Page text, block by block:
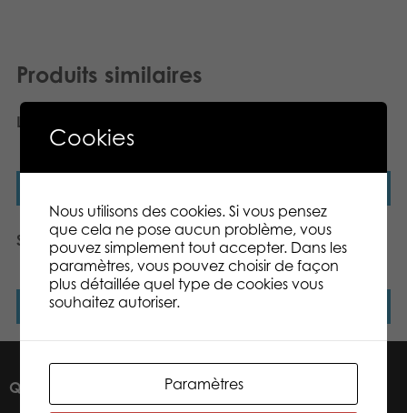
Produits similaires
Lumo Stars Backpack
Spider Itsy – mini
Lire la suite
Lumo Stars Llama and
Puppy 56 pcs puzzle
QUI SOMMES-NOUS ?
Cookies
Nous utilisons des cookies. Si vous pensez
que cela ne pose aucun problème, vous
pouvez simplement tout accepter. Dans les
paramètres, vous pouvez choisir de façon
plus détaillée quel type de cookies vous
souhaitez autoriser.
Paramètres